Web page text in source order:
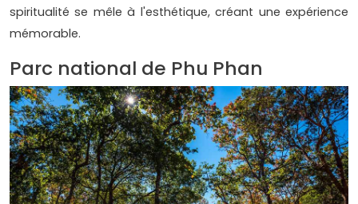
spiritualité se mêle à l'esthétique, créant une expérience
mémorable.
Parc national de Phu Phan